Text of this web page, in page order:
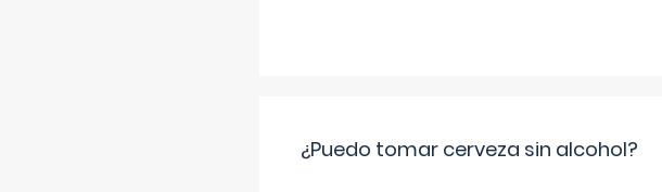
¿Puedo tomar cerveza sin alcohol?